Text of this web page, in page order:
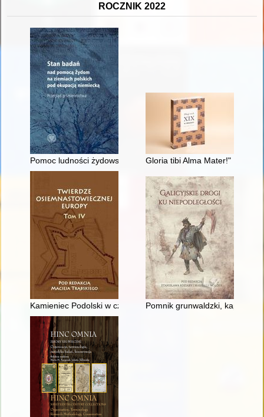
ROCZNIK 2022
Pomoc ludności żydowskiej w latach okupacji niemieckiej na
Gloria tibi Alma Mater!"
Kamieniec Podolski w czasie konfederacji targowickiej w
Pomnik grunwaldzki, kapliczki